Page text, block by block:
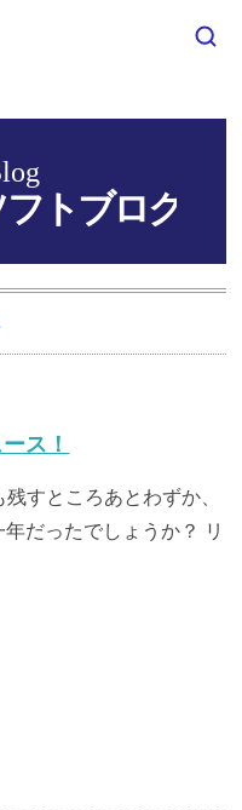
ス！
すところあとわずか、
だったでしょうか？ リ